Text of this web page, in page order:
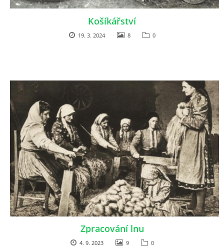
Košíkářství
19. 3. 2024 8 0
Zpracování lnu
4. 9. 2023 9 0